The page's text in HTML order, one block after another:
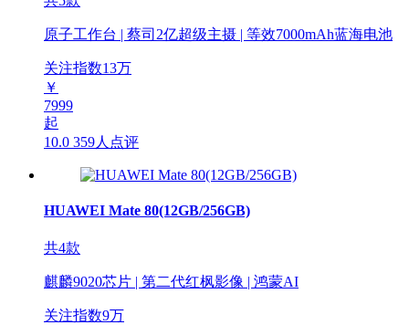
原子工作台 | 蔡司2亿超级主摄 | 等效7000mAh蓝海电池
关注指数13万
￥
7999
起
10.0 359人点评
HUAWEI Mate 80(12GB/256GB)
共4款
麒麟9020芯片 | 第二代红枫影像 | 鸿蒙AI
关注指数9万